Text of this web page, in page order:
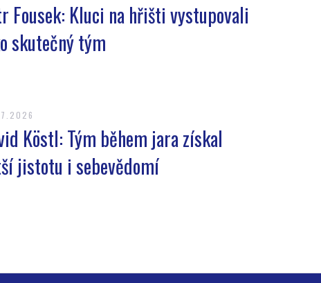
Fousek: Kluci na hřišti vystupovali
skutečný tým
Köstl: Tým během jara získal
jistotu i sebevědomí